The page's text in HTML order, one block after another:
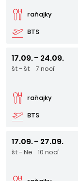
BTS
raňajky
17.09. - 24.09.
št - št 7 nocí
BTS
raňajky
17.09. - 27.09.
št - Ne 10 nocí